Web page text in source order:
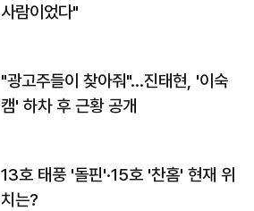
사람이었다"
"광고주들이 찾아줘"…진태현, '이숙
캠' 하차 후 근황 공개
13호 태풍 '돌핀'·15호 '찬홈' 현재 위
치는?